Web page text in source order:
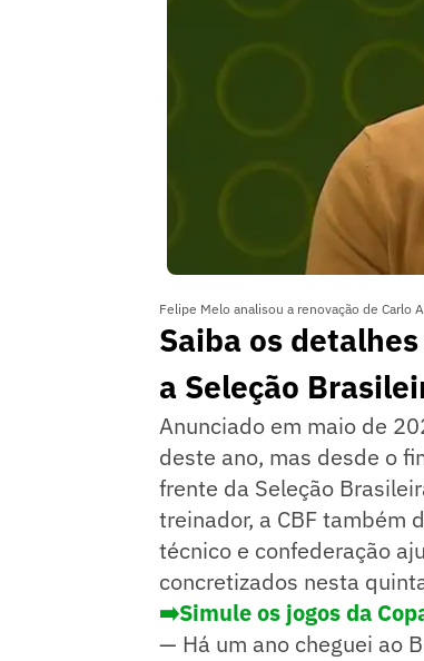
Felipe Melo analisou a renovação de Carlo
Saiba os
a Seleção
Anunciado em maio de
deste ano, mas desde o
frente da Seleção
treinador, a CBF também
técnico e confederação
concretizados nesta
➡️Simule os jogos da
— Há um ano cheguei ao